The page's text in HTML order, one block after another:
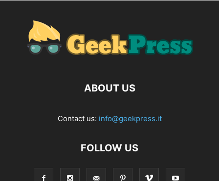
ABOUT US
Contact us: info@geekpress.it
FOLLOW US